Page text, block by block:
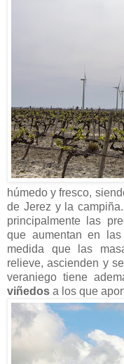
húmedo y fresco,
de Jerez y la
principalmente las
que aumentan en
medida que las
relieve, ascienden y
veraniego tiene
viñedos a los que